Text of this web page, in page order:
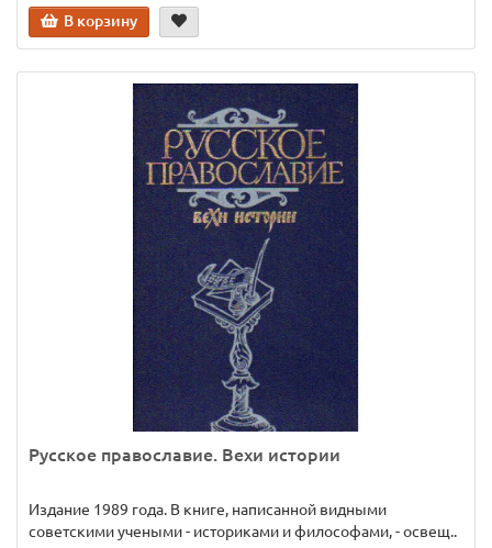
В корзину
Русское православие. Вехи истории
Издание 1989 года. В книге, написанной видными
советскими учеными - историками и философами, - освещ..